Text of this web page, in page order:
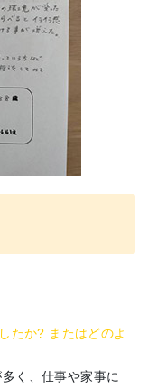
たか? またはどのよ
く、仕事や家事に